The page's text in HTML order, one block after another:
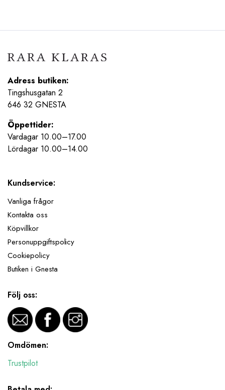
Adress butiken:
Tingshusgatan 2
646 32 GNESTA
Öppettider:
Vardagar 10.00–17.00
Lördagar 10.00–14.00
Kundservice:
Vanliga frågor
Kontakta oss
Köpvillkor
Personuppgiftspolicy
Cookiepolicy
Butiken i Gnesta
Följ oss:
Omdömen:
Trustpilot